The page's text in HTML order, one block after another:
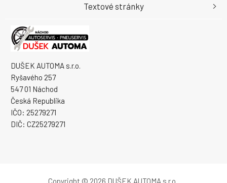
DUŠEK AUTOMA s.r.o.
Ryšavého 257
547 01 Náchod
Česká Republika
IČO: 25279271
DIČ: CZ25279271
Textové stránky
Copyright © 2026 DUŠEK AUTOMA s.r.o.